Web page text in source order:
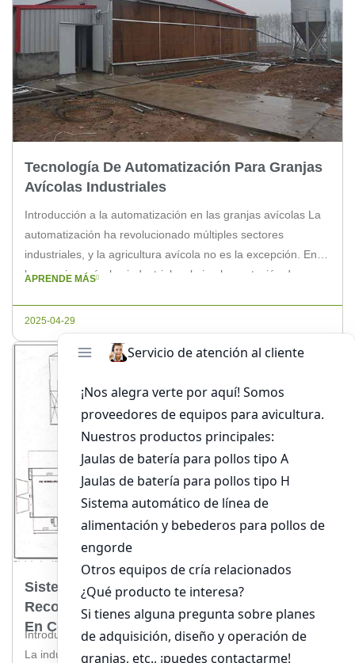
Tecnología De Automatización Para Granjas
Avícolas Industriales
Introducción a la automatización en las granjas avícolas La
automatización ha revolucionado múltiples sectores
industriales, y la agricultura avícola no es la excepción. En
las granjas avícolas industriales, la implementación de
bienestar de los animales. Beneficios de la automatización
en las […]
APRENDE MÁS
2025-04-29
Sistemas De Automatización Para La
Recolección De Huevos Para 10,000 Pollos
En Colombia
Introducción a la automatización en la recolección de huevos
La industria avícola en Colombia ha experimentado un